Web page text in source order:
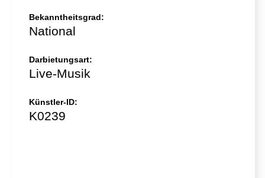
Bekanntheitsgrad:
National
Darbietungsart:
Live-Musik
Künstler-ID:
K0239